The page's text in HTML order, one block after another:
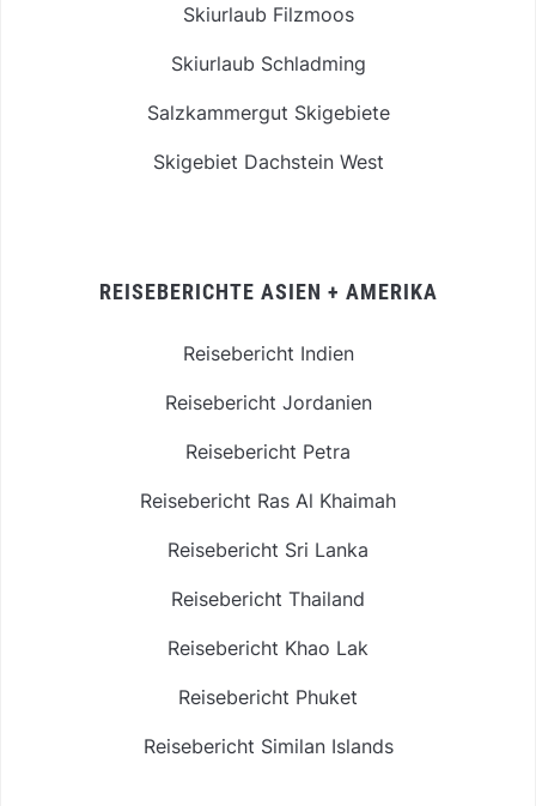
Skiurlaub Filzmoos
Skiurlaub Schladming
Salzkammergut Skigebiete
Skigebiet Dachstein West
REISEBERICHTE ASIEN + AMERIKA
Reisebericht Indien
Reisebericht Jordanien
Reisebericht Petra
Reisebericht Ras Al Khaimah
Reisebericht Sri Lanka
Reisebericht Thailand
Reisebericht Khao Lak
Reisebericht Phuket
Reisebericht Similan Islands